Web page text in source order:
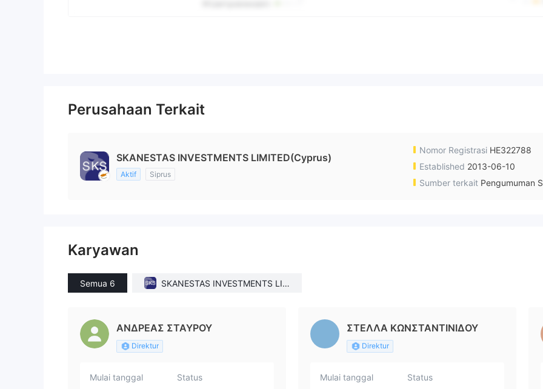
Perusahaan Terkait
SKANESTAS INVESTMENTS LIMITED(Cyprus)
Aktif Siprus
Nomor Registrasi HE322788
Established 2013-06-10
Sumber terkait Pengumuman
Karyawan
Semua 6
SKANESTAS INVESTMENTS LIM
ΑΝΔΡΕΑΣ ΣΤΑΥΡΟΥ
Direktur
Mulai tanggal
Status
ΣTEΛΛΑ ΚΩΝΣΤΑΝΤΙΝΙΔΟΥ
Direktur
Mulai tanggal
Status